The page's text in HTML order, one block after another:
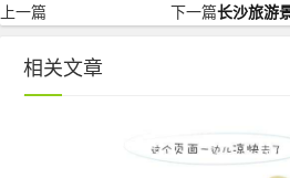
上一篇 下一篇长沙旅游
相关文章